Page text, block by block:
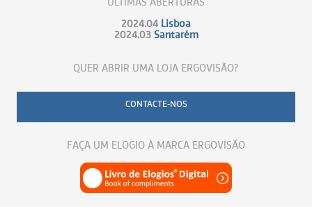
ÚLTIMAS ABERTURAS
2024.04 Lisboa
2024.03 Santarém
QUER ABRIR UMA LOJA ERGOVISÃO?
CONTACTE-NOS
FAÇA UM ELOGIO À MARCA ERGOVISÃO